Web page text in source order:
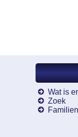
Wat is
Zoek